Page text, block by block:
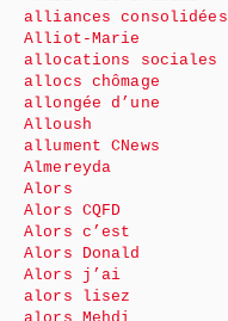
alliances consolidées
Alliot-Marie
allocations sociales
allocs chômage
allongée d’une
Alloush
allument CNews
Almereyda
Alors
Alors CQFD
Alors c’est
Alors Donald
Alors j’ai
alors lisez